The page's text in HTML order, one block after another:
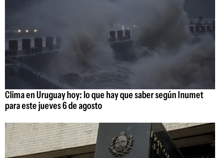
Clima en Uruguay hoy: lo que hay que saber según Inumet
para este jueves 6 de agosto